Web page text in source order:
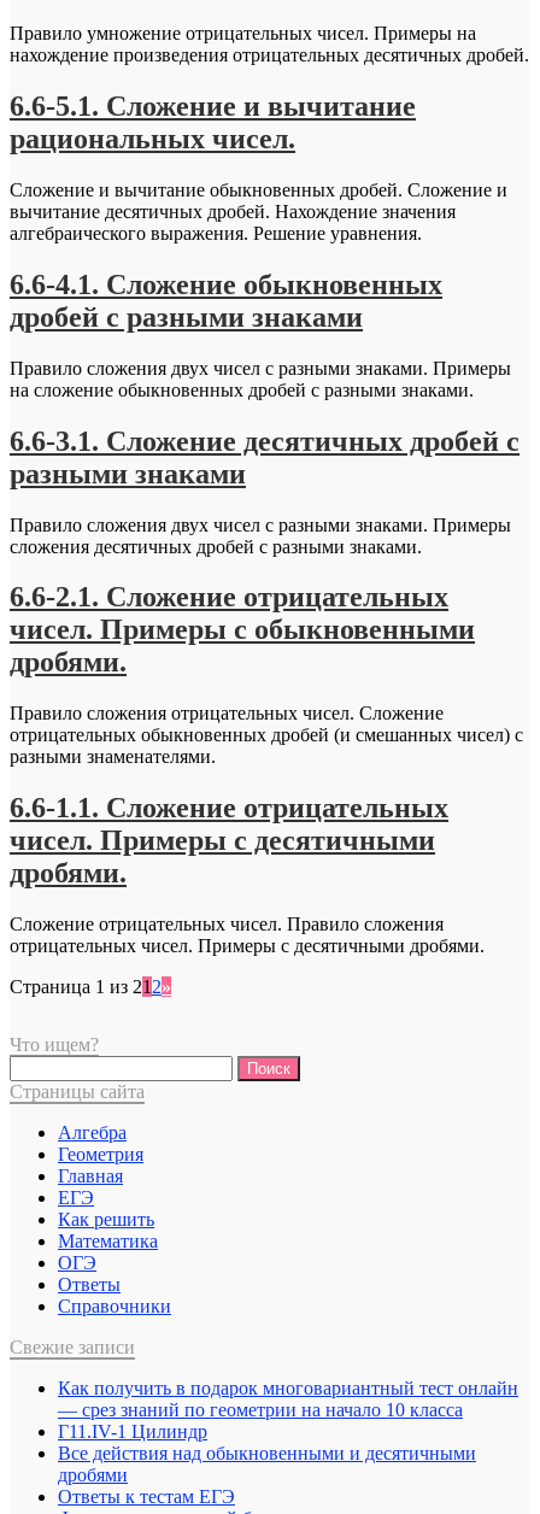
Правило умножение отрицательных чисел. Примеры на
нахождение произведения отрицательных десятичных дробей.
6.6-5.1. Сложение и вычитание
рациональных чисел.
Сложение и вычитание обыкновенных дробей. Сложение и
вычитание десятичных дробей. Нахождение значения
алгебраического выражения. Решение уравнения.
6.6-4.1. Сложение обыкновенных
дробей с разными знаками
Правило сложения двух чисел с разными знаками. Примеры
на сложение обыкновенных дробей с разными знаками.
6.6-3.1. Сложение десятичных дробей с
разными знаками
Правило сложения двух чисел с разными знаками. Примеры
сложения десятичных дробей с разными знаками.
6.6-2.1. Сложение отрицательных
чисел. Примеры с обыкновенными
дробями.
Правило сложения отрицательных чисел. Сложение
отрицательных обыкновенных дробей (и смешанных чисел) с
разными знаменателями.
6.6-1.1. Сложение отрицательных
чисел. Примеры с десятичными
дробями.
Сложение отрицательных чисел. Правило сложения
отрицательных чисел. Примеры с десятичными дробями.
Страница 1 из 21 2»
Что ищем?
Страницы сайта
Алгебра
Геометрия
Главная
ЕГЭ
Как решить
Математика
ОГЭ
Ответы
Справочники
Свежие записи
Как получить в подарок многовариантный тест онлайн
— срез знаний по геометрии на начало 10 класса
Г11.IV-1 Цилиндр
Все действия над обыкновенными и десятичными
дробями
Ответы к тестам ЕГЭ